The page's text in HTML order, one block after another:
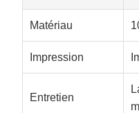
Matériau
Impression
Entretien